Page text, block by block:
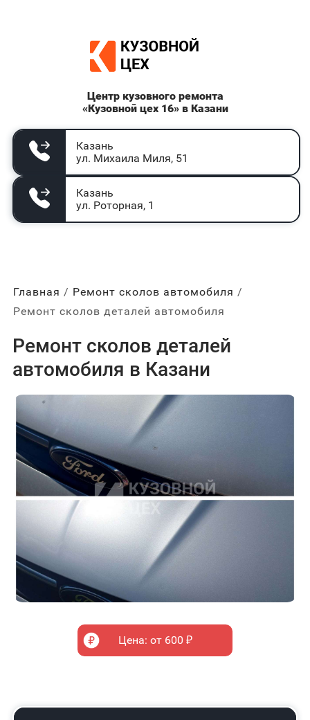
Центр кузовного ремонта
«Кузовной цех 16» в Казани
Казань
ул. Михаила Миля, 51
Казань
ул. Роторная, 1
Главная
Ремонт сколов автомобиля
Ремонт сколов деталей автомобиля
Ремонт сколов деталей
автомобиля в Казани
Цена: от 600 ₽